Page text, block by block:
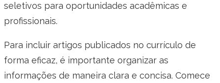
seletivos para oportunidades acadêmicas e
profissionais.
Para incluir artigos publicados no currículo de
forma eficaz, é importante organizar as
informações de maneira clara e concisa. Comece